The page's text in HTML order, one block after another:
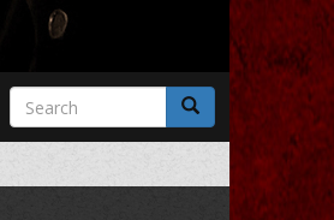
Search
form
Search